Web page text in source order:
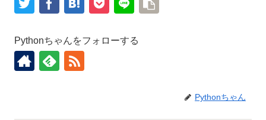
Pythonちゃんをフォローする
Pythonちゃん